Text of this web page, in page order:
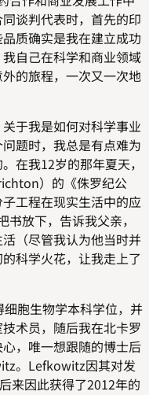
谈判代表时，首先的印
质确实是我在建立成功
自己在科学和商业领域
的旅程，一次又一次地
于我是如何对科学事业
题时，我总是有点难为
在我12岁的那年夏天，
）的《侏罗纪公
工程在现实生活中的应
放下，告诉我父亲，
（尽管我认为他当时并
科学火花，让我走上了
胞生物学本科学位，并
术员，随后我在北卡罗
，唯一想跟随的博士后
。Lefkowitz因其对发
来因此获得了2012年的